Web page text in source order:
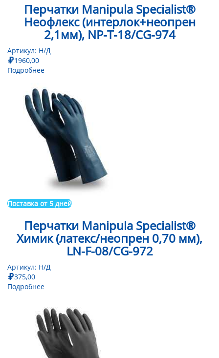
Перчатки Manipula Specialist®
Неофлекс (интерлок+неопрен
2,1мм), NP-T-18/CG-974
Артикул: Н/Д
1960,00
Подробнее
Поставка от 5 дней
Перчатки Manipula Specialist®
Химик (латекс/неопрен 0,70 мм),
LN-F-08/CG-972
Артикул: Н/Д
375,00
Подробнее